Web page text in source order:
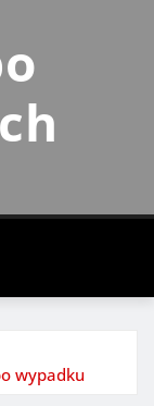
wypadku